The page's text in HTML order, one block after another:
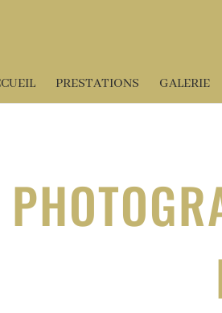
PRESTATIONS GALERIE